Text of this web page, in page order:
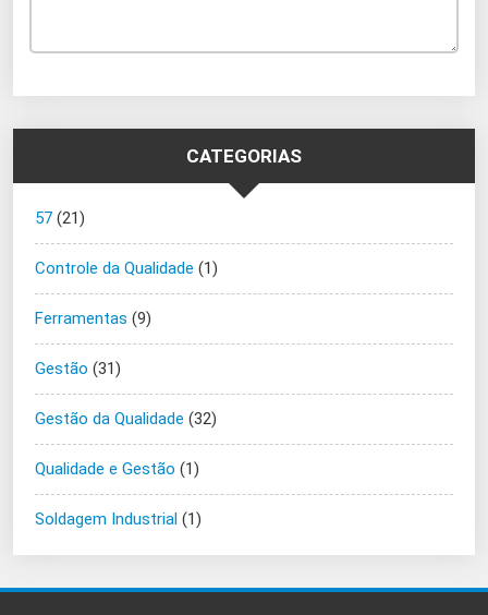
CATEGORIAS
57 (21)
Controle da Qualidade (1)
Ferramentas (9)
Gestão (31)
Gestão da Qualidade (32)
Qualidade e Gestão (1)
Soldagem Industrial (1)